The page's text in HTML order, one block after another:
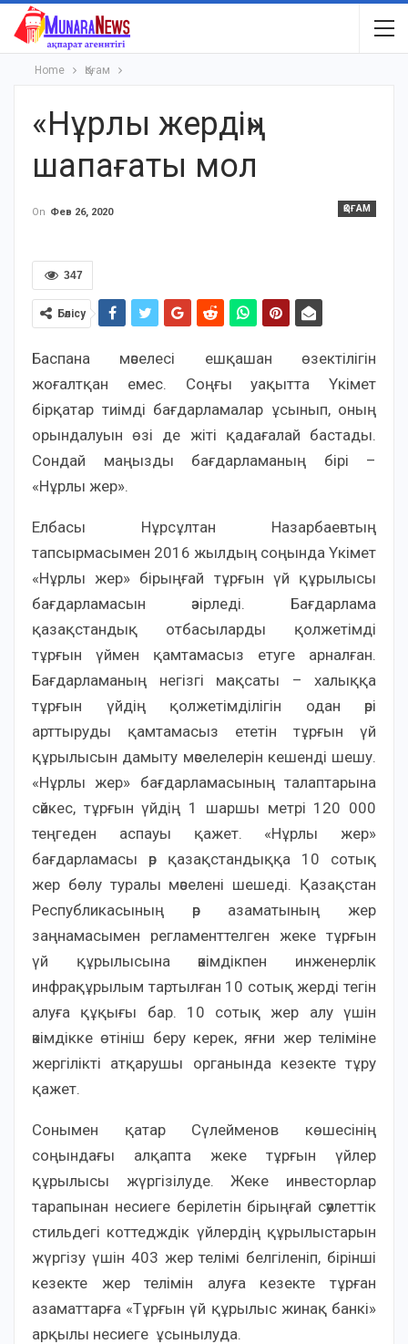
Home Қоғам
«Нұрлы жердің»
шапағаты мол
ҚОҒАМ
On Фев 26, 2020
347
Бөлісу
Баспана мәселесі ешқашан өзектілігін
жоғалтқан емес. Соңғы уақытта Үкімет
бірқатар тиімді бағдарламалар ұсынып, оның
орындалуын өзі де жіті қадағалай бастады.
Сондай маңызды бағдарламаның бірі –
«Нұрлы жер».
Елбасы Нұрсұлтан Назарбаевтың
тапсырмасымен 2016 жылдың соңында Үкімет
«Нұрлы жер» бірыңғай тұрғын үй құрылысы
бағдарламасын әзірледі. Бағдарлама
қазақстандық отбасыларды қолжетімді
тұрғын үймен қамтамасыз етуге арналған.
Бағдарламаның негізгі мақсаты – халыққа
тұрғын үйдің қолжетімділігін одан әрі
арттыруды қамтамасыз ететін тұрғын үй
құрылысын дамыту мәселелерін кешенді шешу.
«Нұрлы жер» бағдарламасының талаптарына
сәйкес, тұрғын үйдің 1 шаршы метрі 120 000
теңгеден аспауы қажет. «Нұрлы жер»
бағдарламасы әр қазақстандыққа 10 сотық
жер бөлу туралы мәселені шешеді. Қазақстан
Республикасының әр азаматының жер
заңнамасымен регламенттелген жеке тұрғын
үй құрылысына әкімдікпен инженерлік
инфрақұрылым тартылған 10 сотық жерді тегін
алуға құқығы бар. 10 сотық жер алу үшін
әкімдікке өтініш беру керек, яғни жер теліміне
жергілікті атқарушы органында кезекте тұру
қажет.
Сонымен қатар Сүлейменов көшесінің
соңындағы алқапта жеке тұрғын үйлер
құрылысы жүргізілуде. Жеке инвесторлар
тарапынан несиеге берілетін бірыңғай сәулеттік
стильдегі коттедждік үйлердің құрылыстарын
жүргізу үшін 403 жер телімі белгіленіп, бірінші
кезекте жер телімін алуға кезекте тұрған
азаматтарға «Тұрғын үй құрылыс жинақ банкі»
арқылы несиеге ұсынылуда.